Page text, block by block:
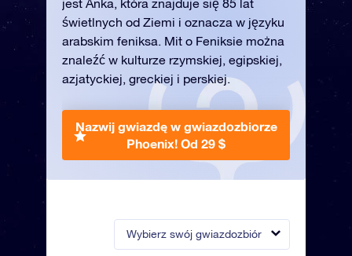
Wybierz swój gwiazdozbiór
jest Anka, która znajduje się 85 lat
świetlnych od Ziemi i oznacza w języku
arabskim feniksa. Mit o Feniksie można
znaleźć w kulturze rzymskiej, egipskiej,
azjatyckiej, greckiej i perskiej.
Nazwij gwiazdę w gwiazdozbiorze
Phoenix! Od 29 $